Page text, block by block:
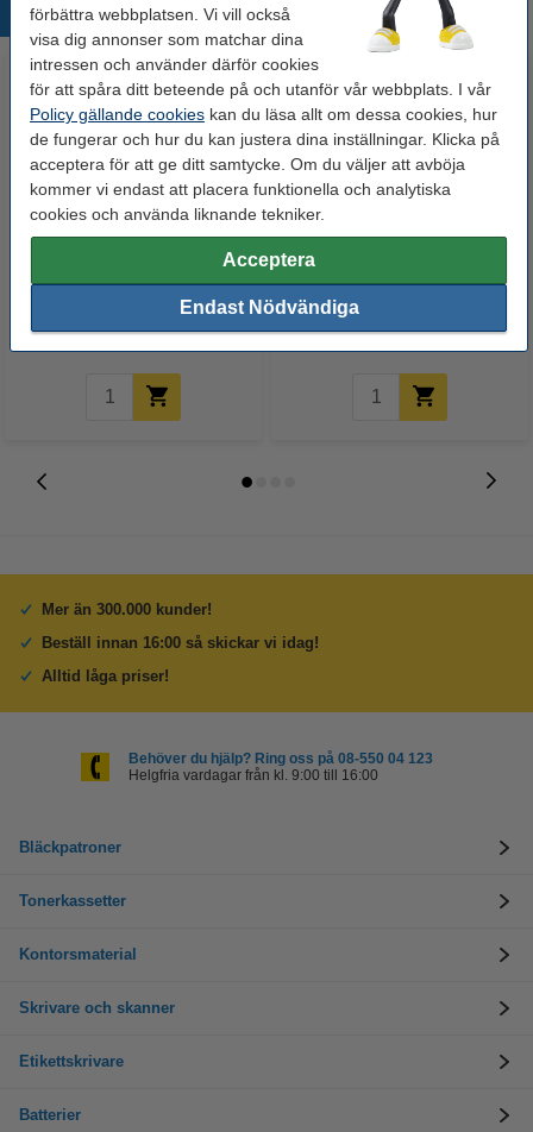
förbättra webbplatsen. Vi vill också
visa dig annonser som matchar dina
intressen och använder därför cookies
för att spåra ditt beteende på och utanför vår webbplats. I vår
Policy gällande cookies kan du läsa allt om dessa cookies, hur
de fungerar och hur du kan justera dina inställningar. Klicka på
acceptera för att ge ditt samtycke. Om du väljer att avböja
kommer vi endast att placera funktionella och analytiska
cookies och använda liknande tekniker.
Acceptera
Endast Nödvändiga
Populära produkter
Lamineringsfickor A4 80 mik. |
Kopieringspapper A4 160g |
Mer än 300.000 kunder!
Beställ innan 16:00 så skickar vi idag!
Alltid låga priser!
Behöver du hjälp? Ring oss på 08-550 04 123
Helgfria vardagar från kl. 9:00 till 16:00
Bläckpatroner
Tonerkassetter
Kontorsmaterial
Skrivare och skanner
Etikettskrivare
Batterier